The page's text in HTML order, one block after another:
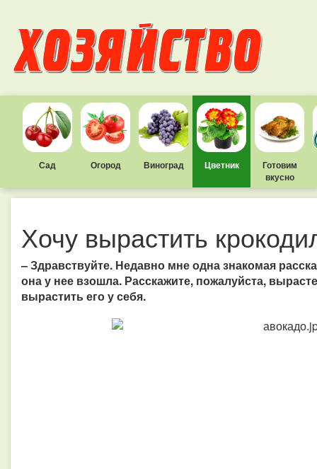
Сад Огород Виноград Цветник
Готовим
вкусно
Хочу вырастить
– Здравствуйте. Недавно мне одна знакомая
она у нее взошла. Расскажите, пожалуйста,
вырастить его у себя.